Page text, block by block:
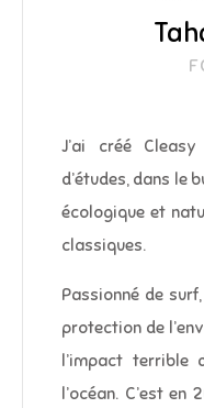
J’ai créé
d’études, dans le
écologique et
classiques.
Passionné de
protection de
l’impact terrible
l’océan. C’est en